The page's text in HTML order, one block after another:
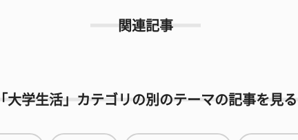
関連記事
「大学生活」カテゴリの別のテーマの記事を見る